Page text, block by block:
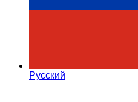
Русский